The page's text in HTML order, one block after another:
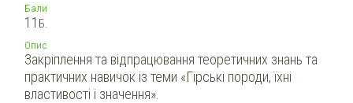
Бали
11 Б.
Опис
Закріплення та відпрацювання теоретичних знань та
практичних навичок із теми «Гірські породи, їхні
властивості і значення».